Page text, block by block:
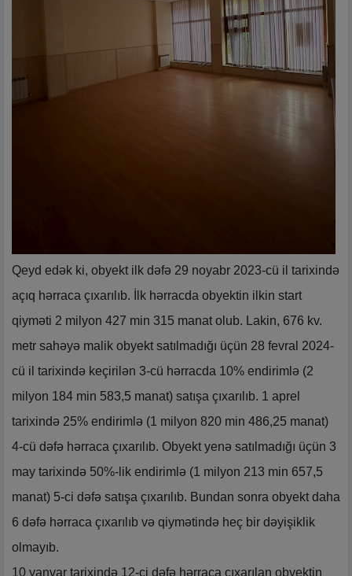
Qeyd edək ki, obyekt ilk dəfə 29 noyabr 2023-cü il tarixində
açıq hərraca çıxarılıb. İlk hərracda obyektin ilkin start
qiyməti 2 milyon 427 min 315 manat olub. Lakin, 676 kv.
metr sahəyə malik obyekt satılmadığı üçün 28 fevral 2024-
cü il tarixində keçirilən 3-cü hərracda 10% endirimlə (2
milyon 184 min 583,5 manat) satışa çıxarılıb. 1 aprel
tarixində 25% endirimlə (1 milyon 820 min 486,25 manat)
4-cü dəfə hərraca çıxarılıb. Obyekt yenə satılmadığı üçün 3
may tarixində 50%-lik endirimlə (1 milyon 213 min 657,5
manat) 5-ci dəfə satışa çıxarılıb. Bundan sonra obyekt daha
6 dəfə hərraca çıxarılıb və qiymətində heç bir dəyişiklik
olmayıb.
10 yanvar tarixində 12-ci dəfə hərraca çıxarılan obyektin